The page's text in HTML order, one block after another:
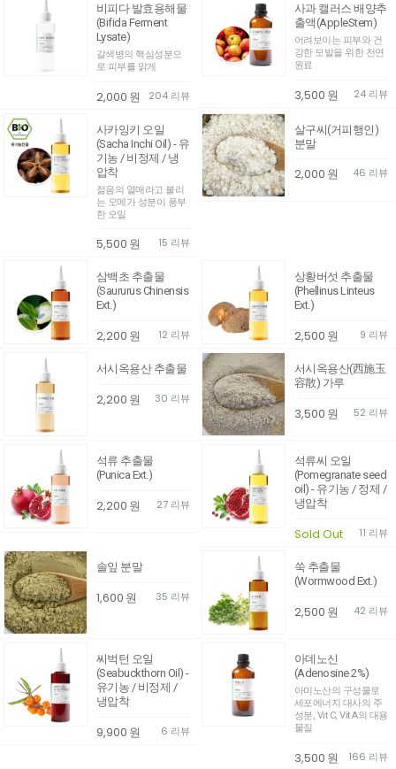
비피다 발효용해물
(Bifida Ferment
Lysate)
갈색병의 핵심성분으
로 피부를 맑게
2,000 원 204 리뷰
사과 캘러스 배양추
출액(AppleStem)
어려보이는 피부와 건
강한 모발을 위한 천연
원료
3,500 원 24 리뷰
사카잉키 오일
(Sacha Inchi Oil) - 유
기농 / 비정제 / 냉
압착
젊음의 열매라고 불리
는 오메가 성분이 풍부
한 오일
5,500 원 15 리뷰
살구씨(거피행인)
분말
2,000 원 46 리뷰
삼백초 추출물
(Saururus Chinensis
Ext.)
2,200 원 12 리뷰
상황버섯 추출물
(Phellinus Linteus
Ext.)
2,500 원 9 리뷰
서시옥용산 추출물
2,200 원 30 리뷰
서시옥용산(西施玉
容散) 가루
3,500 원 52 리뷰
석류 추출물
(Punica Ext.)
2,200 원 27 리뷰
석류씨 오일
(Pomegranate seed
oil) - 유기농 / 정제 /
냉압착
Sold Out 11 리뷰
솔잎 분말
1,600 원 35 리뷰
쑥 추출물
(Wormwood Ext.)
2,500 원 42 리뷰
씨벅턴 오일
(Seabuckthorn Oil) -
유기농 / 비정제 /
냉압착
9,900 원 6 리뷰
아데노신
(Adenosine 2%)
아미노산의 구성물로
세포에너지 대사의 주
성분, Vit C, Vit A의 대용
물질
3,500 원 166 리뷰